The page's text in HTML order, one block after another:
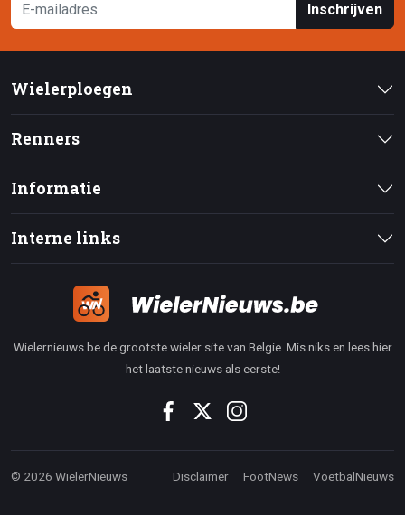
Inschrijven
Wielerploegen
Renners
Informatie
Interne links
Wielernieuws.be de grootste wieler site van Belgie. Mis niks en lees hier
het laatste nieuws als eerste!
© 2026 WielerNieuws Disclaimer FootNews VoetbalNieuws